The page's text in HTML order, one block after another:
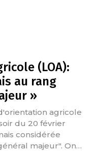
(LOA):
au rang
»
agricole
du 20 février
considérée
majeur". On…